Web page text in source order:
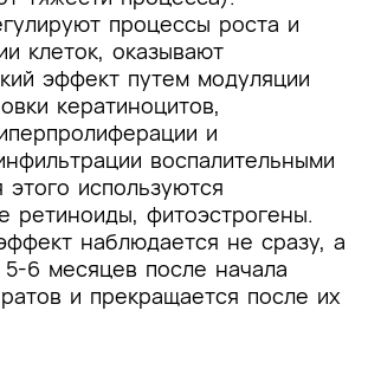
процессы роста и
клеток, оказывают
эффект путем модуляции
кератиноцитов,
и
воспалительными
этого используются
ретиноиды, фитоэстрогены.
наблюдается не сразу, а
6 месяцев после начала
и прекращается после их